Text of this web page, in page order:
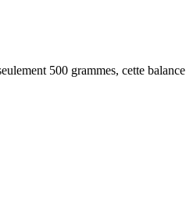
500 grammes, cette